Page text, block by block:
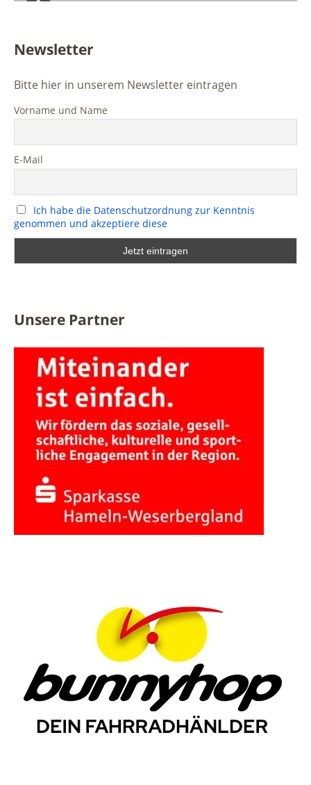
Newsletter
Bitte hier in unserem Newsletter eintragen
Vorname und Name
E-Mail
Ich habe die Datenschutzordnung zur Kenntnis
genommen und akzeptiere diese
Unsere Partner